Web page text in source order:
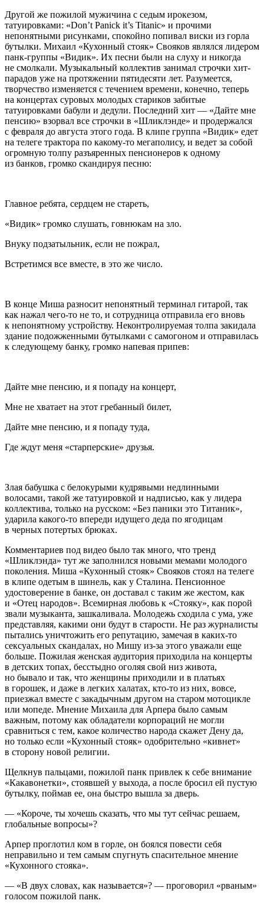
Другой же пожилой мужичина с седым ирокезом,
татуировками: «Don’t Panick it’s Titanic» и прочими
непонятными рисунками, спокойно попивал виски из горла
бутылки. Михаил «Кухонный стояк» Свояков являлся лидером
панк-группы «Видик». Их песни были на слуху и никогда
не смолкали. Музыкальный коллектив занимал строчки хит-
парадов уже на протяжении пятидесяти лет. Разумеется,
творчество изменяется с течением времени, конечно, теперь
на концертах суровых молодых стариков забитые
татуировками бабули и дедули. Последний хит — «Дайте мне
пенсию» взорвал все строчки в «Шликлэнде» и продержался
с февраля до августа этого года. В клипе группа «Видик» едет
на телеге трактора по какому-то мегаполису, и ведет за собой
огромную толпу разъяренных пенсионеров к одному
из банков, громко скандируя песню:
Главное ребята, сердцем не стареть,
«Видик» громко слушать, говнюкам на зло.
Внуку подзатыльник, если не пожрал,
Встретимся все вместе, в это же число.
В конце Миша разносит непонятный терминал гитарой, так
как нажал чего-то не то, и сотрудница отправила его вновь
к непонятному устройству. Неконтролируемая толпа закидала
здание подожженными бутылками с самогоном и отправилась
к следующему банку, громко напевая припев:
Дайте мне пенсию, и я попаду на концерт,
Мне не хватает на этот гребанный билет,
Дайте мне пенсию, и я попаду туда,
Где ждут меня «старперские» друзья.
Злая бабушка с белокурыми кудрявыми недлинными
волосами, такой же татуировкой и надписью, как у лидера
коллектива, только на русском: «Без паники это Титаник»,
ударила какого-то впереди идущего деда по ягодицам
в черных потертых брюках.
Комментариев под видео было так много, что тренд
«Шликлэнда» тут же заполнился новыми мемами молодого
поколения. Миша «Кухонный стояк» Свояков стоял на телеге
в клипе одетым в шинель, как у Сталина. Пенсионное
удостоверение в банке, он доставал с таким же жестом, как
и «Отец народов». Всемирная любовь к «Стояку», как порой
звали музыканта, зашкаливала. Молодежь сходила с ума, уже
представляя, какими они будут в старости. Не раз журналисты
пытались уничтожить его репутацию, замечая в каких-то
сексуальных скандалах, но Мишу из-за этого уважали еще
больше. Пожилая женская аудитория приходила на концерты
в детских топах, бесстыдно оголяя свой низ живота,
но бывало и так, что женщины приходили и в платьях
в горошек, и даже в легких халатах, кто-то из них, вовсе,
приезжал вместе с закадычным другом на старом мотоцикле
или мопеде. Мнение Михаила для Арпера было самым
важным, потому как обладатели корпораций не могли
сравниться с тем, какое количество народа скажет Дену да,
но только если «Кухонный стояк» одобрительно «кивнет»
в сторону новой религии.
Щелкнув пальцами, пожилой панк привлек к себе внимание
«Какавонетки», стоявшей у выхода, а после бросил ей пустую
бутылку, поймав ее, она быстро вышла за дверь.
— «Короче, ты хочешь сказать, что мы тут сейчас решаем,
глобальные вопросы»?
Арпер проглотил ком в горле, он боялся повести себя
неправильно и тем самым спугнуть спасительное мнение
«Кухонного стояка».
— «В двух словах, как называется»? — проговорил «рваным»
голосом пожилой панк.